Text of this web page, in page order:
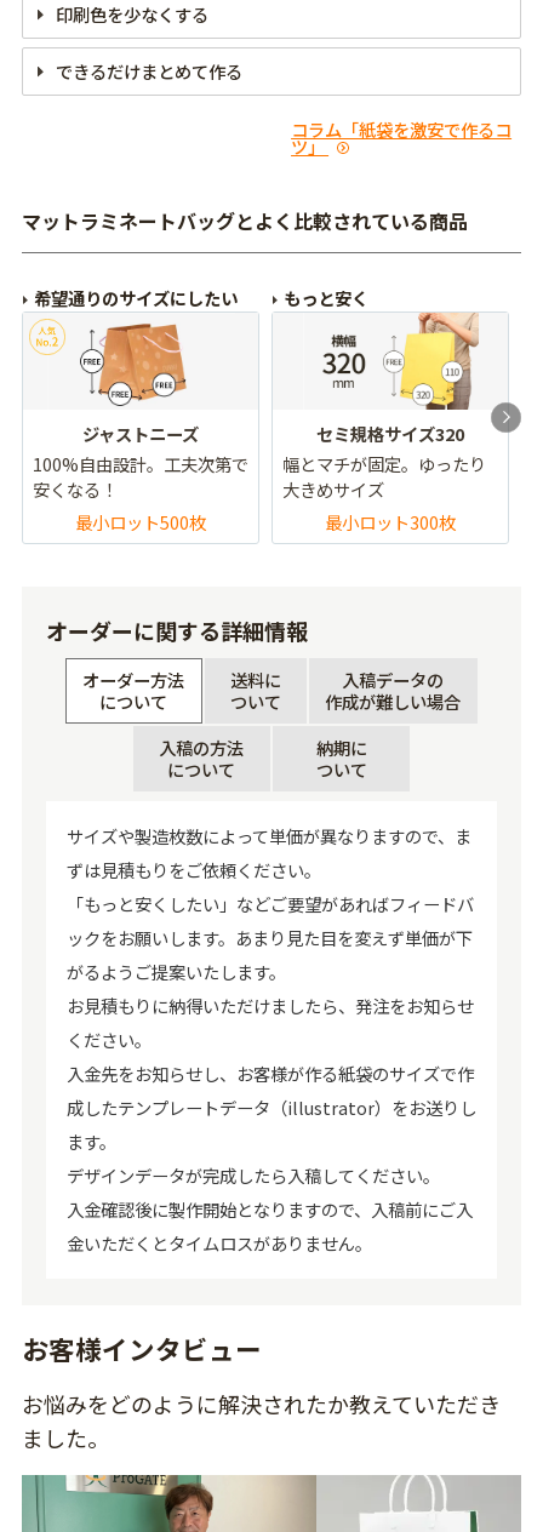
印刷色を少なくする
できるだけまとめて作る
コラム「紙袋を激安で作るコ
ツ」
マットラミネートバッグとよく比較されている商品
希望通りのサイズにしたい
ジャストニーズ
100%自由設計。工夫次第で
安くなる！
最小ロット500枚
もっと安く
セミ規格サイズ320
幅とマチが固定。ゆったり
大きめサイズ
最小ロット300枚
オーダーに関する詳細情報
オーダー方法
について
送料に
ついて
入稿データの
作成が難しい場合
入稿の方法
について
納期に
ついて
サイズや製造枚数によって単価が異なりますので、ま
ずは見積もりをご依頼ください。
「もっと安くしたい」などご要望があればフィードバ
ックをお願いします。あまり見た目を変えず単価が下
がるようご提案いたします。
お見積もりに納得いただけましたら、発注をお知らせ
ください。
入金先をお知らせし、お客様が作る紙袋のサイズで作
成したテンプレートデータ（illustrator）をお送りし
ます。
デザインデータが完成したら入稿してください。
入金確認後に製作開始となりますので、入稿前にご入
金いただくとタイムロスがありません。
お客様インタビュー
お悩みをどのように解決されたか教えていただき
ました。